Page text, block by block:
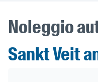
Noleggio
Sankt Veit